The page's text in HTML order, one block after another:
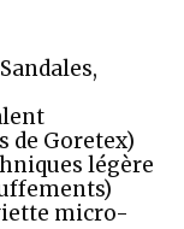
de Goretex)
légère
micro-